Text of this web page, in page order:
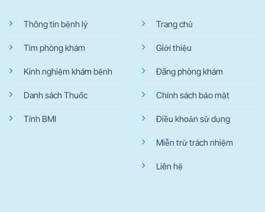
Thông tin bệnh lý
Tìm phòng khám
Kinh nghiệm khám bệnh
Danh sách Thuốc
Tính BMI
Trang chủ
Giới thiệu
Đăng phòng khám
Chính sách bảo mật
Điều khoản sử dụng
Miễn trừ trách nhiệm
Liên hệ